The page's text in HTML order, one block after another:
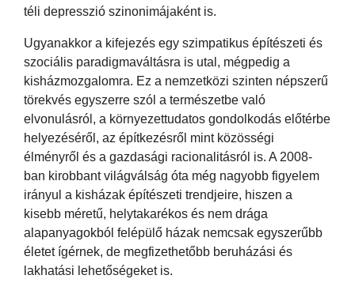
téli depresszió szinonimájaként is.
Ugyanakkor a kifejezés egy szimpatikus építészeti és
szociális paradigmaváltásra is utal, mégpedig a
kisházmozgalomra. Ez a nemzetközi szinten népszerű
törekvés egyszerre szól a természetbe való
elvonulásról, a környezettudatos gondolkodás előtérbe
helyezéséről, az építkezésről mint közösségi
élményről és a gazdasági racionalitásról is. A 2008-
ban kirobbant világválság óta még nagyobb figyelem
irányul a kisházak építészeti trendjeire, hiszen a
kisebb méretű, helytakarékos és nem drága
alapanyagokból felépülő házak nemcsak egyszerűbb
életet ígérnek, de megfizethetőbb beruházási és
lakhatási lehetőségeket is.